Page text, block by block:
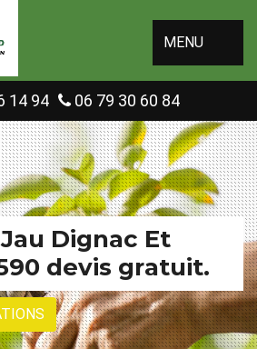
MENU
14 94 06 79 30 60 84
Dignac Et
devis gratuit.